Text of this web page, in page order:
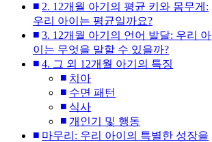
2. 12개월 아기의 평균 키와 몸무게:
우리 아이는 평균일까요?
3. 12개월 아기의 언어 발달: 우리 아
이는 무엇을 말할 수 있을까?
4. 그 외 12개월 아기의 특징
치아
수면 패턴
식사
개인기 및 행동
마무리: 우리 아이의 특별한 성장을